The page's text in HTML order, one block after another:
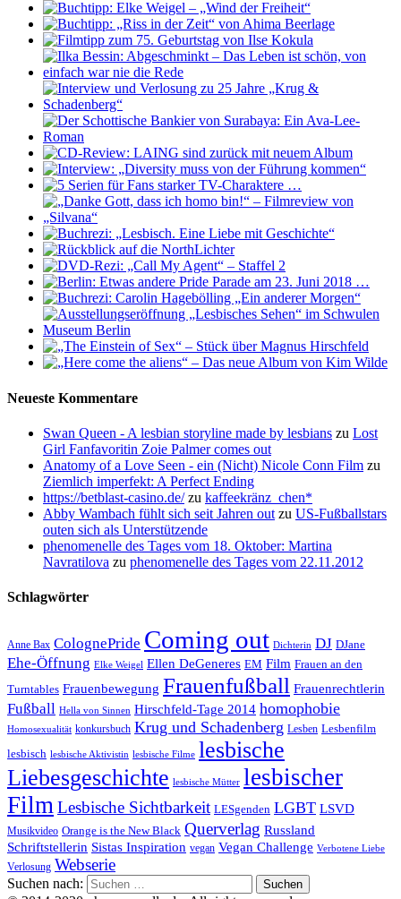
Neueste Kommentare
Swan Queen - A lesbian storyline made by lesbians zu Lost
Girl Fanfavoritin Zoie Palmer comes out
Anatomy of a Love Seen - ein (Nicht) Nicole Conn Film zu
Ziemlich imperfekt: A Perfect Ending
https://betblast-casino.de/zu kaffeekränz_chen*
Abby Wambach fühlt sich seit Jahren out zu US-Fußballstars
outen sich als Unterstützende
phenomenelle des Tages vom 18. Oktober: Martina
Navratilova zu phenomenelle des Tages vom 22.11.2012
Schlagwörter
Anne Bax ColognePride Coming out Dichterin DJ DJane
Ehe-Öffnung Elke Weigel Ellen DeGeneres EM Film Frauen an den
Turntables Frauenbewegung Frauenfußball Frauenrechtlerin
Fußball Hella von Sinnen Hirschfeld-Tage 2014 homophobie
Homosexualität konkursbuch Krug und Schadenberg Lesben Lesbenfilm
lesbisch lesbische Aktivistin lesbische Filme lesbische
Liebesgeschichte lesbische Mütter lesbischer
Film Lesbische Sichtbarkeit LESgenden LGBT LSVD
Musikvideo Orange is the New Black Querverlag Russland
Schriftstellerin Sistas Inspiration vegan Vegan Challenge Verbotene Liebe
Verlosung Webserie
Suchen nach: